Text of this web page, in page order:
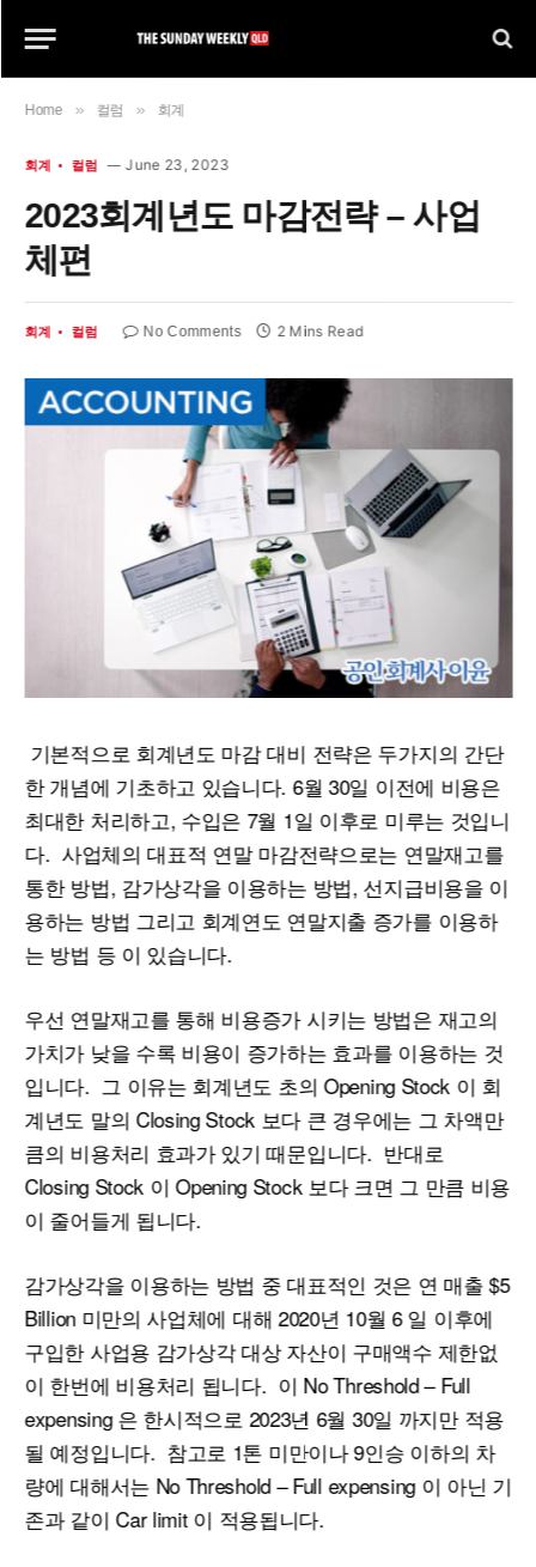
Home » 컬럼 » 회계
회계 컬럼 June 23, 2023
2023회계년도 마감전략 – 사업
체편
회계 컬럼 No Comments 2 Mins Read
기본적으로 회계년도 마감 대비 전략은 두가지의 간단
한 개념에 기초하고 있습니다. 6월 30일 이전에 비용은
최대한 처리하고, 수입은 7월 1일 이후로 미루는 것입니
다. 사업체의 대표적 연말 마감전략으로는 연말재고를
통한 방법, 감가상각을 이용하는 방법, 선지급비용을 이
용하는 방법 그리고 회계연도 연말지출 증가를 이용하
는 방법 등 이 있습니다.
우선 연말재고를 통해 비용증가 시키는 방법은 재고의
가치가 낮을 수록 비용이 증가하는 효과를 이용하는 것
입니다. 그 이유는 회계년도 초의 Opening Stock 이 회
계년도 말의 Closing Stock 보다 큰 경우에는 그 차액만
큼의 비용처리 효과가 있기 때문입니다. 반대로
Closing Stock 이 Opening Stock 보다 크면 그 만큼 비용
이 줄어들게 됩니다.
감가상각을 이용하는 방법 중 대표적인 것은 연 매출 $5
Billion 미만의 사업체에 대해 2020년 10월 6 일 이후에
구입한 사업용 감가상각 대상 자산이 구매액수 제한없
이 한번에 비용처리 됩니다. 이 No Threshold – Full
expensing 은 한시적으로 2023년 6월 30일 까지만 적용
될 예정입니다. 참고로 1톤 미만이나 9인승 이하의 차
량에 대해서는 No Threshold – Full expensing 이 아닌 기
존과 같이 Car limit 이 적용됩니다.